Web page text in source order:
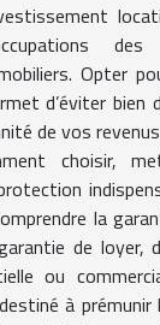
Opter
d’éviter bien
de vos
choisir,
la
de loyer,
ou
à prémunir